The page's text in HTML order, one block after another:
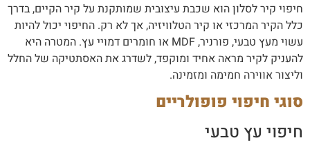
חיפוי קיר לסלון הוא שכבת עיצובית שמותקנת על קיר הקיים, בדרך
כלל הקיר המרכזי או קיר הטלוויזיה, אך לא רק. החיפוי יכול להיות
עשוי מעץ טבעי, פורניר, MDF או חומרים דמויי עץ. המטרה היא
להעניק לקיר מראה אחיד ומוקפד, לשדרג את האסתטיקה של החלל
וליצור אווירה חמימה ומזמינה.
סוגי חיפוי פופולריים
חיפוי עץ טבעי